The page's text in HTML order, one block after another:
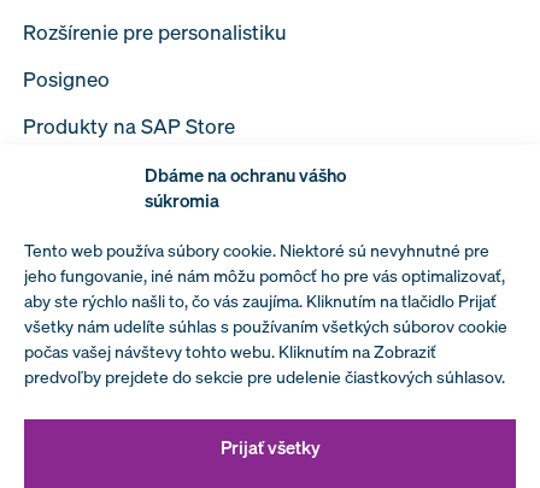
Dbáme na ochranu vášho
súkromia
Tento web používa súbory cookie. Niektoré sú nevyhnutné pre
jeho fungovanie, iné nám môžu pomôcť ho pre vás optimalizovať,
aby ste rýchlo našli to, čo vás zaujíma. Kliknutím na tlačidlo Prijať
všetky nám udelíte súhlas s používaním všetkých súborov cookie
počas vašej návštevy tohto webu. Kliknutím na Zobraziť
predvoľby prejdete do sekcie pre udelenie čiastkových súhlasov.
Prijať všetky
Rozšírenie pre personalistiku
Posigneo
Produkty na SAP Store
Spracovanie osobných údajov
Podmienky spolupráce s MIBFORMA a.s.
Prehlásenie vedenia spoločnosti k politike
bezpečnosti informácií